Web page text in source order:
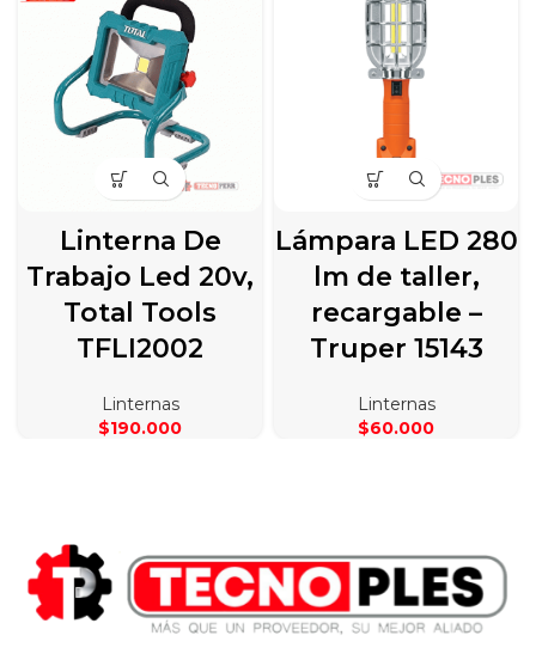
Linterna De
Trabajo Led 20v,
Total Tools
TFLI2002
Linternas
$190.000
Lámpara LED 280
lm de taller,
recargable –
Truper 15143
Linternas
$60.000